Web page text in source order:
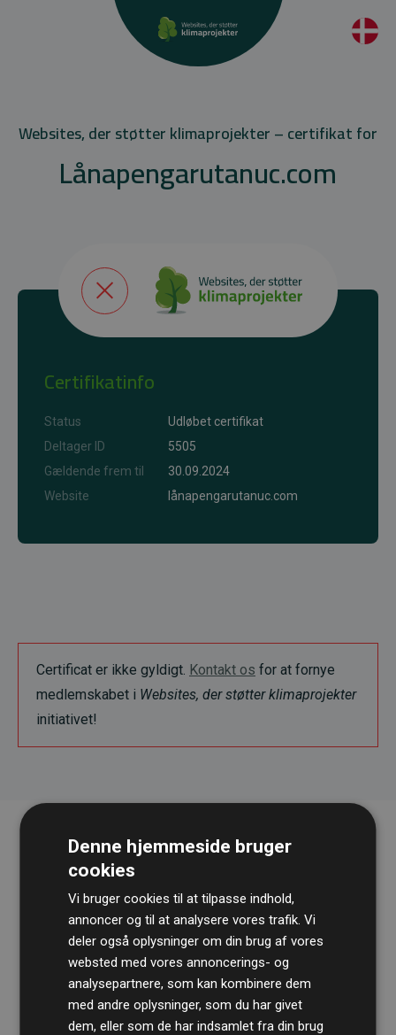
Websites, der støtter klimaprojekter – certifikat for
Lånapengarutanuc.com
Certifikatinfo
Status
Udløbet certifikat
Deltager ID
5505
Gældende frem til
30.09.2024
Website
lånapengarutanuc.com
Certificat er ikke gyldigt. Kontakt os for at fornye
medlemskabet i Websites, der støtter klimaprojekter
initiativet!
RevisionshusetBDOgennemgår løbende vores
beregninger og metode for at sikre gennemsigtighed
og pålidelighed.
Denne hjemmeside bruger
cookies
Vi bruger cookies til at tilpasse indhold,
annoncer og til at analysere vores trafik. Vi
deler også oplysninger om din brug af vores
websted med vores annoncerings- og
analysepartnere, som kan kombinere dem
med andre oplysninger, som du har givet
dem, eller som de har indsamlet fra din brug